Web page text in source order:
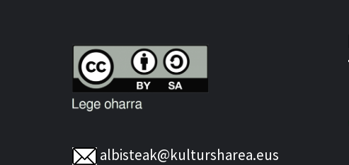
albisteak@kultursharea.eus